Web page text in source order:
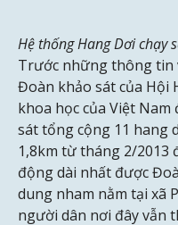
Hệ thống Hang Dơi chạy
Trước những thông tin
Đoàn khảo sát của Hội
khoa học của Việt
sát tổng cộng 11 hang
1,8km từ tháng 2/2013
động dài nhất được
dung nham nằm tại xã
người dân nơi đây vẫn